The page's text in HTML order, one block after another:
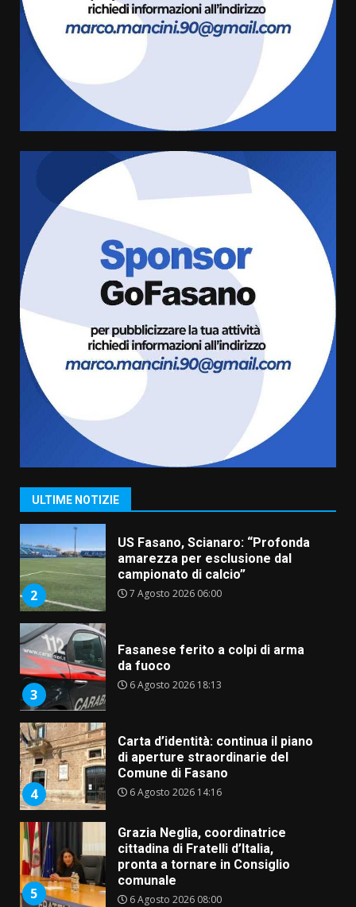
ULTIME NOTIZIE
Carta d’identità: continua il piano
di aperture straordinarie del
Comune di Fasano
cittadina di Fratelli d’Italia,
pronta a tornare in Consiglio
comunale
6 Agosto 2026 08:00
Cura dei beni comuni e
cittadinanza attiva: online
l’avviso per la gestione
condivisa della Villetta di
Laureto
La magia del Minareto e la prima
assoluta de “L’Albergo
Belvedere. Il rapimento”
6 Agosto 2026 06:15
1
“I Contestatori: Musica di
Rivoluzione”: nuovo
appuntamento con “Fasano in
2
US Fasano, Scianaro: “Profonda
amarezza per esclusione dal
campionato di calcio”
7 Agosto 2026 06:00
3
Fasanese ferito a colpi di arma
da fuoco
6 Agosto 2026 18:13
4
Carta d’identità: continua il piano
di aperture straordinarie del
Comune di Fasano
6 Agosto 2026 14:16
5
Grazia Neglia, coordinatrice
cittadina di Fratelli d’Italia,
pronta a tornare in Consiglio
comunale
6 Agosto 2026 08:00